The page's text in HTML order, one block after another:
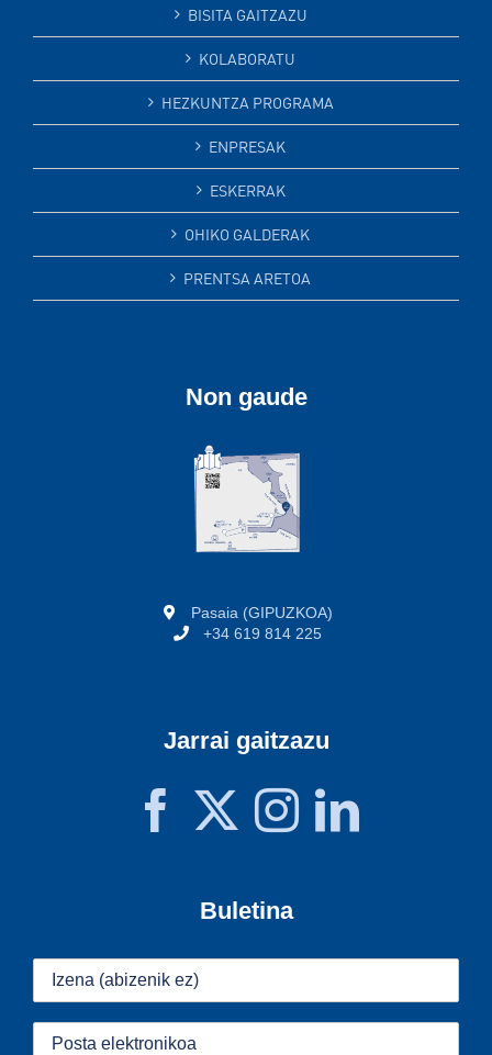
BISITA GAITZAZU
KOLABORATU
HEZKUNTZA PROGRAMA
ENPRESAK
ESKERRAK
OHIKO GALDERAK
PRENTSA ARETOA
Non gaude
Pasaia (GIPUZKOA)
+34 619 814 225
Jarrai gaitzazu
Buletina